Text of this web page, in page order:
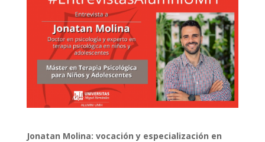
Jonatan Molina: vocación y especialización en